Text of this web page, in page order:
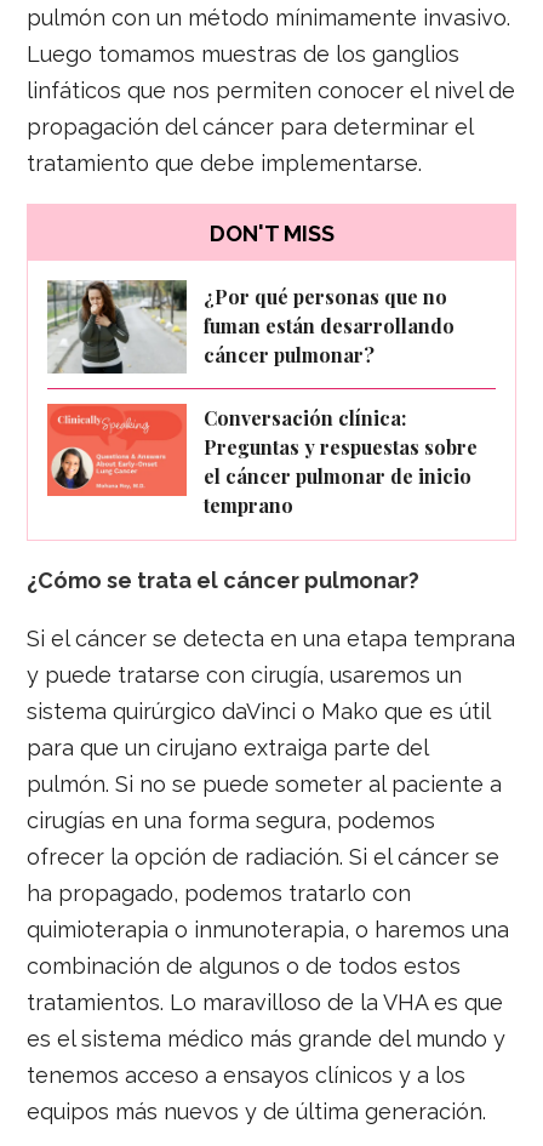
pulmón con un método mínimamente invasivo.
Luego tomamos muestras de los ganglios
linfáticos que nos permiten conocer el nivel de
propagación del cáncer para determinar el
tratamiento que debe implementarse.
DON'T MISS
¿Por qué personas que no
fuman están desarrollando
cáncer pulmonar?
Conversación clínica:
Preguntas y respuestas sobre
el cáncer pulmonar de inicio
temprano
¿Cómo se trata el cáncer pulmonar?
Si el cáncer se detecta en una etapa temprana
y puede tratarse con cirugía, usaremos un
sistema quirúrgico daVinci o Mako que es útil
para que un cirujano extraiga parte del
pulmón. Si no se puede someter al paciente a
cirugías en una forma segura, podemos
ofrecer la opción de radiación. Si el cáncer se
ha propagado, podemos tratarlo con
quimioterapia o inmunoterapia, o haremos una
combinación de algunos o de todos estos
tratamientos. Lo maravilloso de la VHA es que
es el sistema médico más grande del mundo y
tenemos acceso a ensayos clínicos y a los
equipos más nuevos y de última generación.